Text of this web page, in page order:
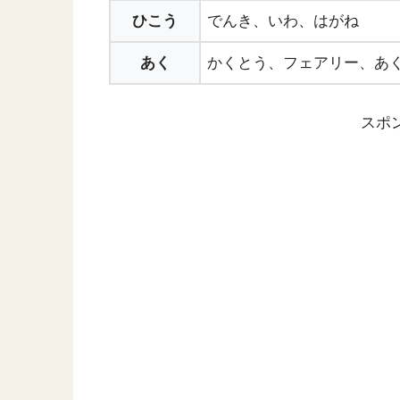
ひこう でんき、いわ、はがね
あく かくとう、フェアリー、あく
スポ